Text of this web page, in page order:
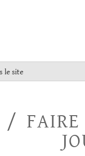
le site
/